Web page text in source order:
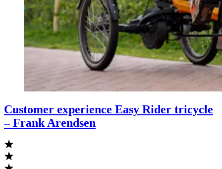
Customer experience Easy Rider tricycle
– Frank Arendsen